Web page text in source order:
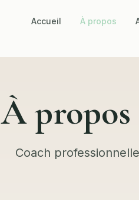
Accueil À propos
À
Coach